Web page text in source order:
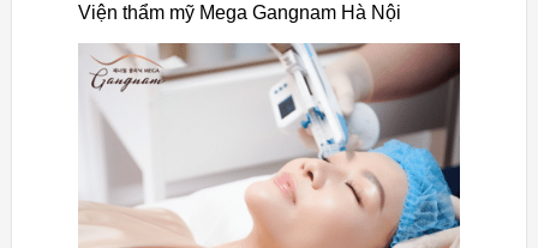
Viện thẩm mỹ Mega Gangnam Hà Nội